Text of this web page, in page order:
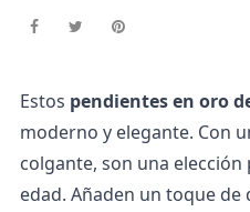
Estos pendientes en oro
moderno y elegante. Con
colgante, son una
edad. Añaden un toque de